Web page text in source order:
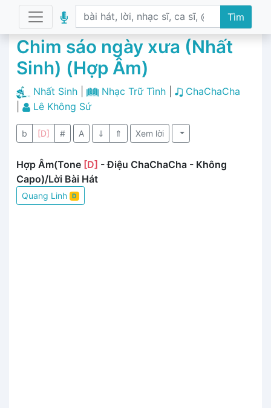
Tìm
Chim sáo ngày xưa (Nhất
Sinh) (Hợp Âm)
Nhất Sinh Nhạc Trữ Tình|
ChaChaCha
Lê Không Sứ
b [D] # A ⇓ ⇑ Xem lời
Hợp Âm(Tone [D] - Điệu ChaChaCha - Không
Capo)/Lời Bài Hát
Quang Linh D